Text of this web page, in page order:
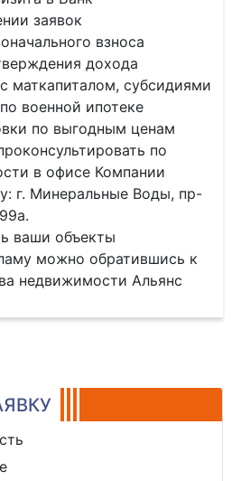
заявок
взноса
дохода
маткапиталом, субсидиями
военной ипотеке
по выгодным ценам
по
в офисе Компании
г. Минеральные Воды, пр-
ваши объекты
можно обратившись к
недвижимости Альянс